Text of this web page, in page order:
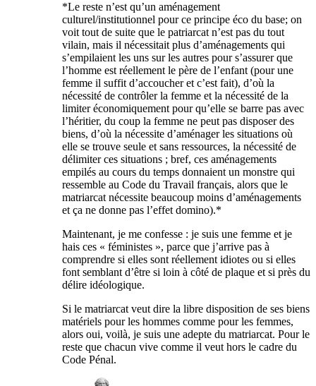
*Le reste n’est qu’un aménagement
culturel/institutionnel pour ce principe éco du base; on
voit tout de suite que le patriarcat n’est pas du tout
vilain, mais il nécessitait plus d’aménagements qui
s’empilaient les uns sur les autres pour s’assurer que
l’homme est réellement le père de l’enfant (pour une
femme il suffit d’accoucher et c’est fait), d’où la
nécessité de contrôler la femme et la nécessité de la
limiter économiquement pour qu’elle se barre pas avec
l’héritier, du coup la femme ne peut pas disposer des
biens, d’où la nécessite d’aménager les situations où
elle se trouve seule et sans ressources, la nécessité de
délimiter ces situations ; bref, ces aménagements
empilés au cours du temps donnaient un monstre qui
ressemble au Code du Travail français, alors que le
matriarcat nécessite beaucoup moins d’aménagements
et ça ne donne pas l’effet domino).*
Maintenant, je me confesse : je suis une femme et je
hais ces « féministes », parce que j’arrive pas à
comprendre si elles sont réellement idiotes ou si elles
font semblant d’être si loin à côté de plaque et si près du
délire idéologique.
Si le matriarcat veut dire la libre disposition de ses biens
matériels pour les hommes comme pour les femmes,
alors oui, voilà, je suis une adepte du matriarcat. Pour le
reste que chacun vive comme il veut hors le cadre du
Code Pénal.